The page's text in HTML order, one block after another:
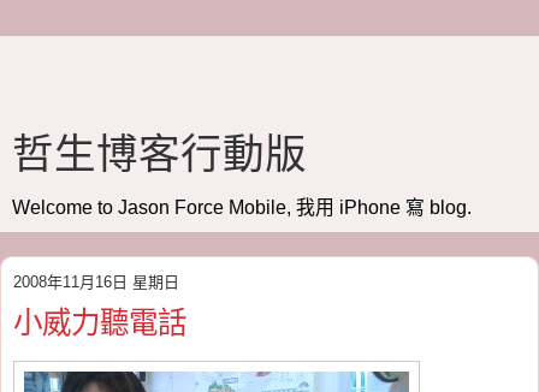
哲生博客行動版
Welcome to Jason Force Mobile, 我用 iPhone 寫 blog.
2008年11月16日 星期日
小威力聽電話